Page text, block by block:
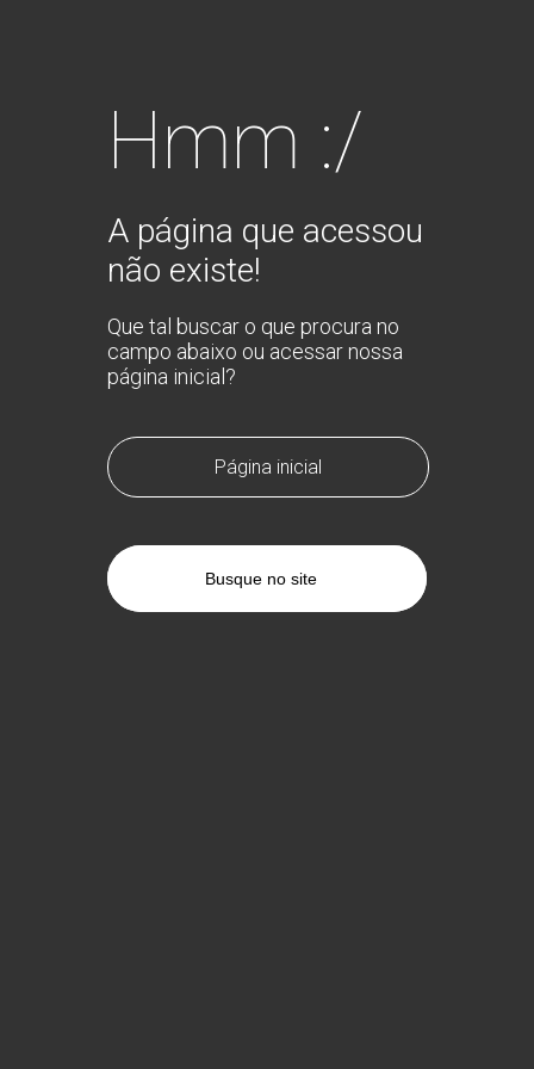
Hmm :/
A página que acessou
não existe!
Que tal buscar o que procura no
campo abaixo ou acessar nossa
página inicial?
Página inicial